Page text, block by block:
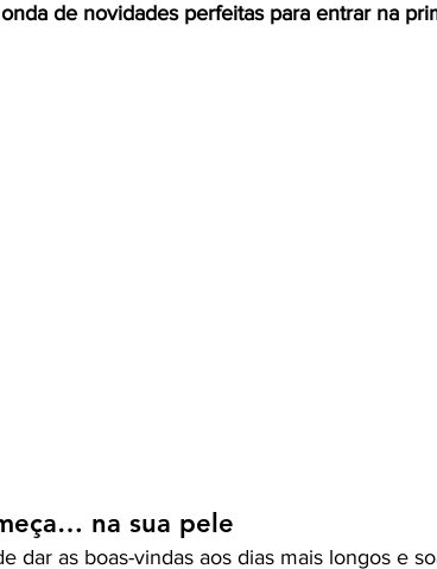
de novidades perfeitas para entrar na
na sua pele
dar as boas-vindas aos dias mais longos e